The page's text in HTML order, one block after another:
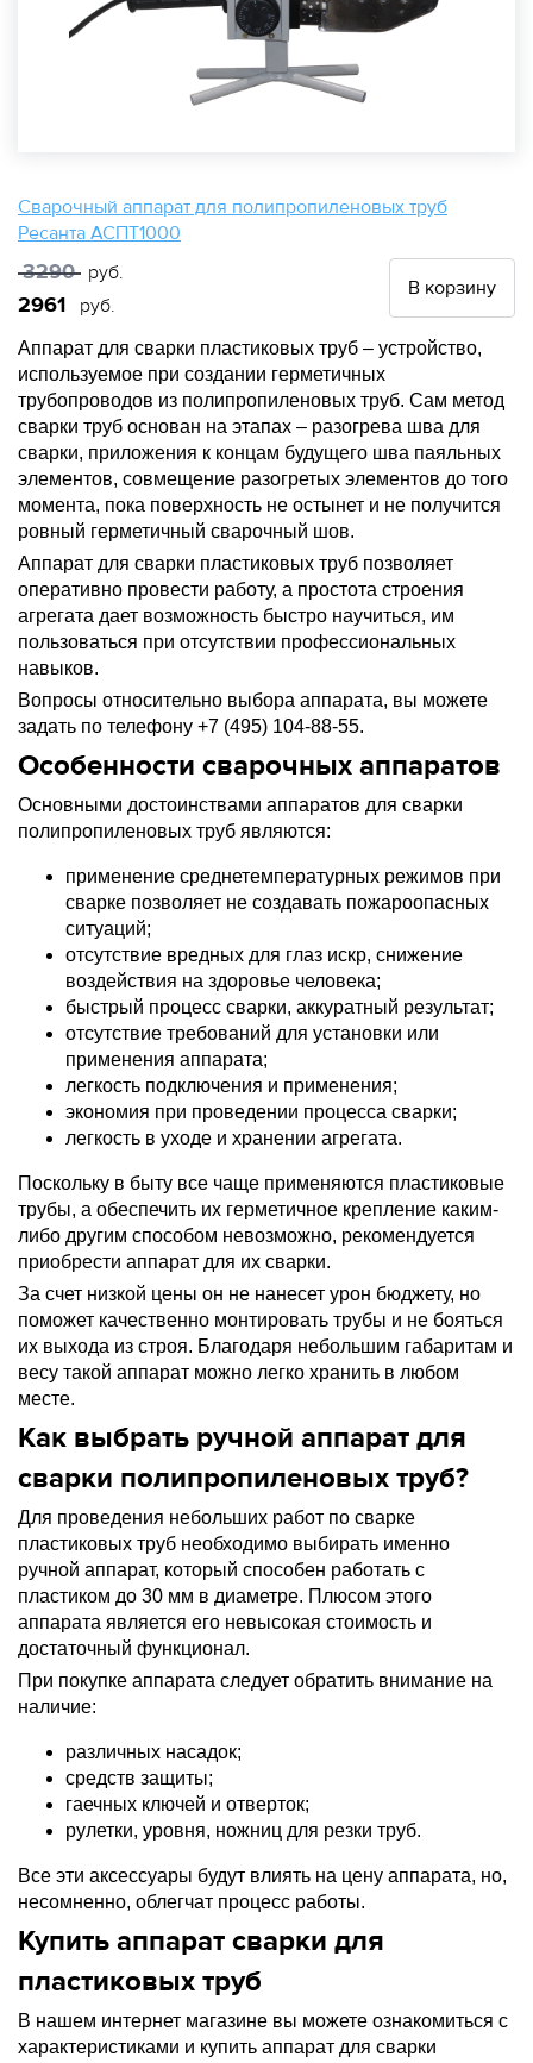
Сварочный аппарат для полипропиленовых труб
Ресанта АСПТ1000
3290 руб.
2961 руб.
В корзину
Аппарат для сварки пластиковых труб – устройство,
используемое при создании герметичных
трубопроводов из полипропиленовых труб. Сам метод
сварки труб основан на этапах – разогрева шва для
сварки, приложения к концам будущего шва паяльных
элементов, совмещение разогретых элементов до того
момента, пока поверхность не остынет и не получится
ровный герметичный сварочный шов.
Аппарат для сварки пластиковых труб позволяет
оперативно провести работу, а простота строения
агрегата дает возможность быстро научиться, им
пользоваться при отсутствии профессиональных
навыков.
Вопросы относительно выбора аппарата, вы можете
задать по телефону +7 (495) 104-88-55.
Особенности сварочных аппаратов
Основными достоинствами аппаратов для сварки
полипропиленовых труб являются:
применение среднетемпературных режимов при
сварке позволяет не создавать пожароопасных
ситуаций;
отсутствие вредных для глаз искр, снижение
воздействия на здоровье человека;
быстрый процесс сварки, аккуратный результат;
отсутствие требований для установки или
применения аппарата;
легкость подключения и применения;
экономия при проведении процесса сварки;
легкость в уходе и хранении агрегата.
Поскольку в быту все чаще применяются пластиковые
трубы, а обеспечить их герметичное крепление каким-
либо другим способом невозможно, рекомендуется
приобрести аппарат для их сварки.
За счет низкой цены он не нанесет урон бюджету, но
поможет качественно монтировать трубы и не бояться
их выхода из строя. Благодаря небольшим габаритам и
весу такой аппарат можно легко хранить в любом
месте.
Как выбрать ручной аппарат для
сварки полипропиленовых труб?
Для проведения небольших работ по сварке
пластиковых труб необходимо выбирать именно
ручной аппарат, который способен работать с
пластиком до 30 мм в диаметре. Плюсом этого
аппарата является его невысокая стоимость и
достаточный функционал.
При покупке аппарата следует обратить внимание на
наличие:
различных насадок;
средств защиты;
гаечных ключей и отверток;
рулетки, уровня, ножниц для резки труб.
Все эти аксессуары будут влиять на цену аппарата, но,
несомненно, облегчат процесс работы.
Купить аппарат сварки для
пластиковых труб
В нашем интернет магазине вы можете ознакомиться с
характеристиками и купить аппарат для сварки